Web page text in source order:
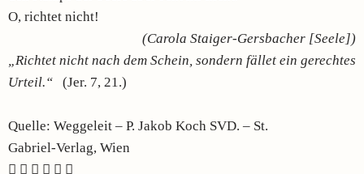
O, richtet nicht!
(Carola Staiger-Gersbacher [Seele])
„Richtet nicht nach dem Schein, sondern fället ein gerechtes
Urteil.“
(Jer. 7, 21.)
Quelle: Weggeleit – P. Jakob Koch SVD. – St.
Gabriel-Verlag, Wien